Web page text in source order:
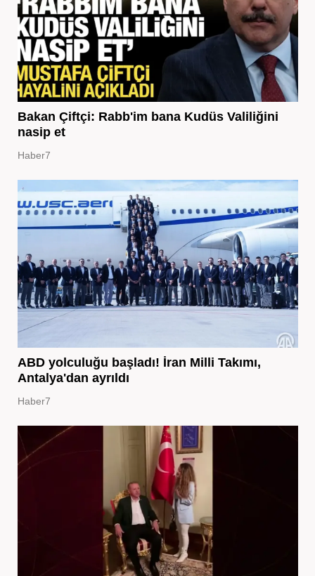
Bakan Çiftçi: Rabb'im bana Kudüs Valiliğini
nasip et
Haber7
ABD yolculuğu başladı! İran Milli Takımı,
Antalya'dan ayrıldı
Haber7